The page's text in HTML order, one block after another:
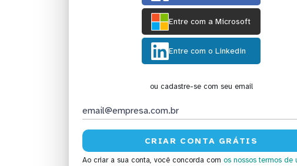
Entre com a Microsoft
Entre com o Linkedin
ou cadastre-se com seu email
Ao criar a sua conta, você concorda com os nossos termos de